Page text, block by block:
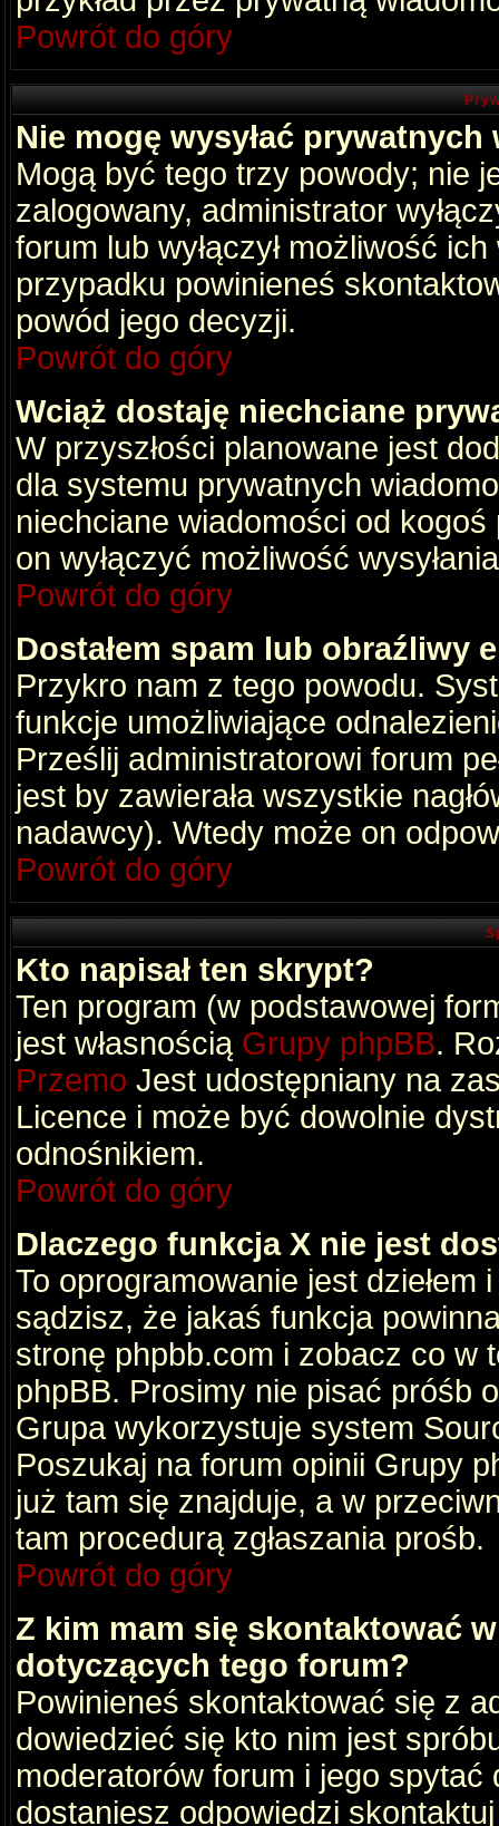
Powrót do góry
Nie mogę wysyłać
Mogą być tego trzy powody; nie
zalogowany, administrator
forum lub wyłączył możliwość
przypadku powinieneś
powód jego decyzji.
Powrót do góry
Wciąż dostaję niechciane
W przyszłości planowane jest
dla systemu prywatnych
niechciane wiadomości od
on wyłączyć możliwość
Powrót do góry
Dostałem spam lub obraźliwy
Przykro nam z tego powodu.
funkcje umożliwiające
Prześlij administratorowi forum
jest by zawierała wszystkie
nadawcy). Wtedy może on
Powrót do góry
Kto napisał ten skrypt?
Ten program (w podstawowej
jest własnością Grupy phpBB.
Przemo Jest udostępniany na
Licence i może być dowolnie
odnośnikiem.
Powrót do góry
Dlaczego funkcja X nie jest
To oprogramowanie jest dziełem
sądzisz, że jakaś funkcja
stronę phpbb.com i zobacz co w
phpBB. Prosimy nie pisać próśb
Grupa wykorzystuje system
Poszukaj na forum opinii Grupy
już tam się znajduje, a w
tam procedurą zgłaszania prośb.
Powrót do góry
Z kim mam się skontaktować
dotyczących tego forum?
Powinieneś skontaktować się z
dowiedzieć się kto nim jest
moderatorów forum i jego
dostaniesz odpowiedzi